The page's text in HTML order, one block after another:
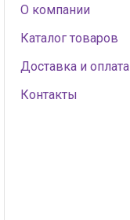
О компании
Каталог товаров
Доставка и оплата
Контакты